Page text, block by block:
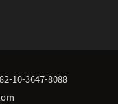
10-3647-8088